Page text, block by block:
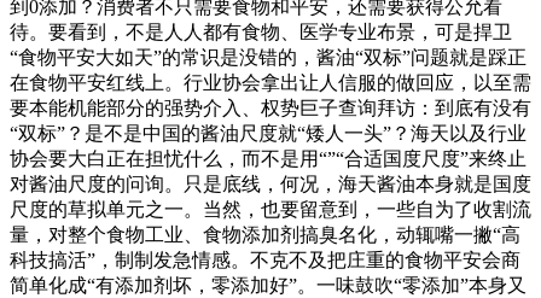
到0添加？消费者不只需要食物和平安，还需要获得公允看
待。要看到，不是人人都有食物、医学专业布景，可是捍卫
“食物平安大如天”的常识是没错的，酱油“双标”问题就是踩正
在食物平安红线上。行业协会拿出让人信服的做回应，以至需
要本能机能部分的强势介入、权势巨子查询拜访：到底有没有
“双标”？是不是中国的酱油尺度就“矮人一头”？海天以及行业
协会要大白正在担忧什么，而不是用“”“合适国度尺度”来终止
对酱油尺度的问询。只是底线，何况，海天酱油本身就是国度
尺度的草拟单元之一。当然，也要留意到，一些自为了收割流
量，对整个食物工业、食物添加剂搞臭名化，动辄嘴一撇“高
科技搞活”，制制发急情感。不克不及把庄重的食物平安会商
简单化成“有添加剂坏，零添加好”。一味鼓吹“零添加”本身又